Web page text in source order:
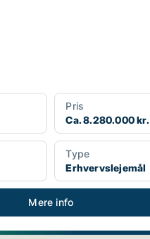
Pris
Ca. 8.280.000 kr.
Type
Erhvervslejemål
Mere info